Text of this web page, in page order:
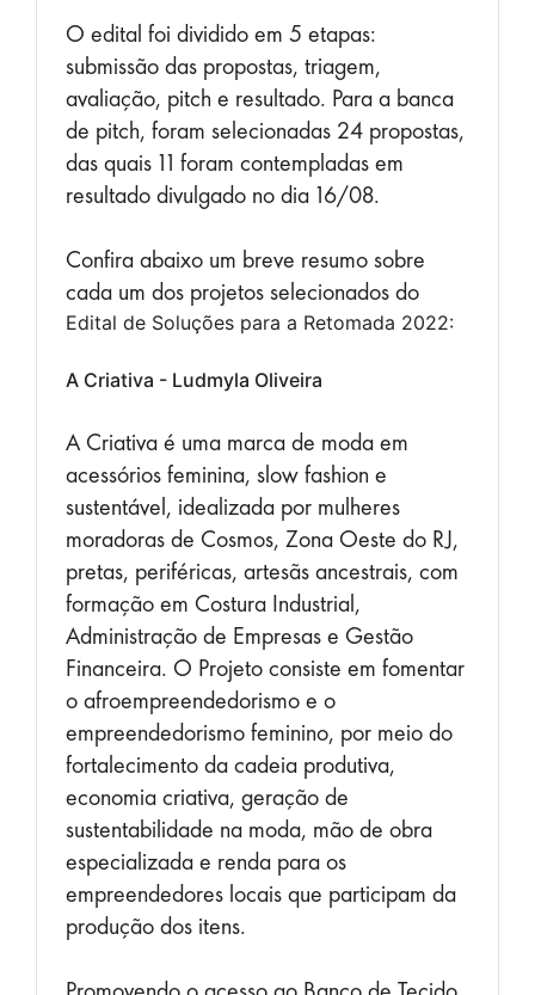
O edital foi dividido em 5 etapas:
submissão das propostas, triagem,
avaliação, pitch e resultado. Para a banca
de pitch, foram selecionadas 24 propostas,
das quais 11 foram contempladas em
resultado divulgado no dia 16/08.
Confira abaixo um breve resumo sobre
cada um dos projetos selecionados do
Edital de Soluções para a Retomada 2022:
A Criativa - Ludmyla Oliveira
A Criativa é uma marca de moda em
acessórios feminina, slow fashion e
sustentável, idealizada por mulheres
moradoras de Cosmos, Zona Oeste do RJ,
pretas, periféricas, artesãs ancestrais, com
formação em Costura Industrial,
Administração de Empresas e Gestão
Financeira. O Projeto consiste em fomentar
o afroempreendedorismo e o
empreendedorismo feminino, por meio do
fortalecimento da cadeia produtiva,
economia criativa, geração de
sustentabilidade na moda, mão de obra
especializada e renda para os
empreendedores locais que participam da
produção dos itens.